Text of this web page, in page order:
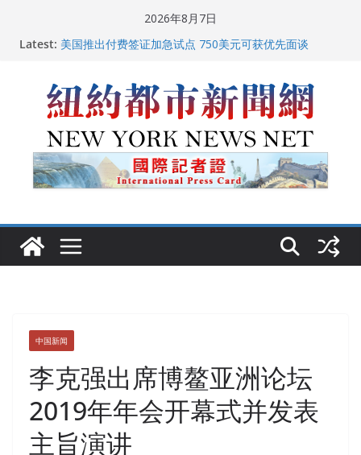
2026年8月7日
Latest: 美国推出付费签证加急试点 750美元可获优先面谈
人！
FBI联合纽约警方突袭多名警界高层住所 涉纽约警察局腐
败刑事调查
中国驻美国大使谢锋邀请美国老教师罗纳德·萨科尔斯基
再次访华
中国新闻
李克强出席博鳌亚洲论坛
2019年年会开幕式并发表
主旨演讲